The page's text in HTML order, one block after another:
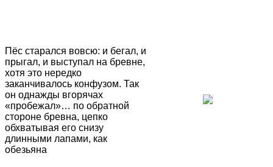
Пёс старался вовсю: и бегал, и
прыгал, и выступал на бревне,
хотя это нередко
заканчивалось конфузом. Так
он однажды вгорячах
«пробежал»… по обратной
стороне бревна, цепко
обхватывая его снизу
длинными лапами, как
обезьяна